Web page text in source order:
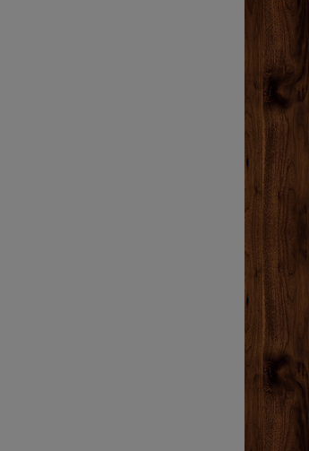
"Dr. Becher"
Reiniger | 500ml
8,99 €
| 17,98 €
Liter